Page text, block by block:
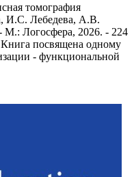
томография
И.С. Лебедева, А.В.
Логосфера, 2026. - 224
посвящена одному
- функциональной